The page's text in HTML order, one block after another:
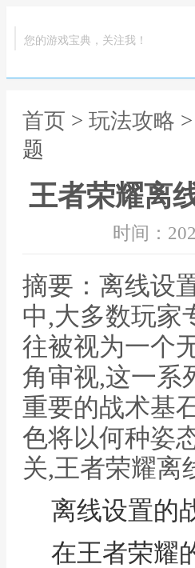
您的游戏宝典，关注我！
首页 > 玩法攻略
题
王者荣耀离
时间：
摘要：离线设
中,大多数玩家
往被视为一个
角审视,这一系
重要的战术基
色将以何种姿
关,王者荣耀离
离线设置的
在王者荣耀